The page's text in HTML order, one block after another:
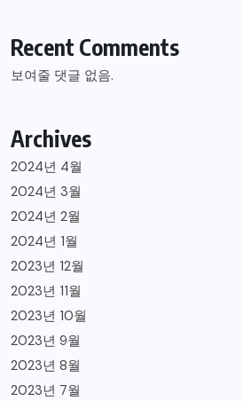
Recent Comments
보여줄 댓글 없음.
Archives
2024년 4월
2024년 3월
2024년 2월
2024년 1월
2023년 12월
2023년 11월
2023년 10월
2023년 9월
2023년 8월
2023년 7월